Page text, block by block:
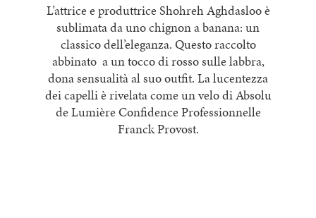
L’attrice e produttrice Shohreh Aghdasloo è
sublimata da uno chignon a banana: un
classico dell’eleganza. Questo raccolto
abbinato a un tocco di rosso sulle labbra,
dona sensualità al suo outfit. La lucentezza
dei capelli è rivelata come un velo di Absolu
de Lumière Confidence Professionnelle
Franck Provost.